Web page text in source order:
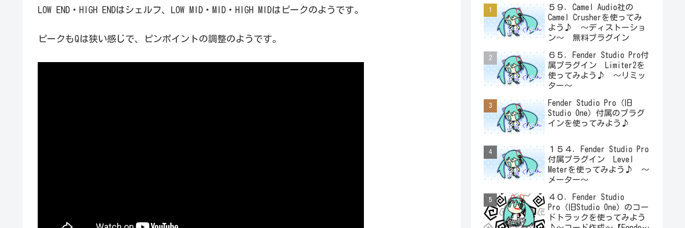
LOW END・HIGH ENDはシェルフ、LOW MID・MID・HIGH MIDはピークのようです。
ピークもQは狭い感じで、ピンポイントの調整のようです。
５９．Camel Audio社の
Camel Crusherを使ってみ
よう♪ ～ディストーショ
ン～ 無料プラグイン
６５．Fender Studio Pro付
属プラグイン Limiter2を
使ってみよう♪ ～リミッ
ター～
Fender Studio Pro（旧
Studio One）付属のプラグ
インを使ってみよう♪
１５４．Fender Studio Pro
付属プラグイン Level
Meterを使ってみよう♪ ～
メーター～
４０．Fender Studio
Pro（旧Studio One）のコー
ドトラックを使ってみよう